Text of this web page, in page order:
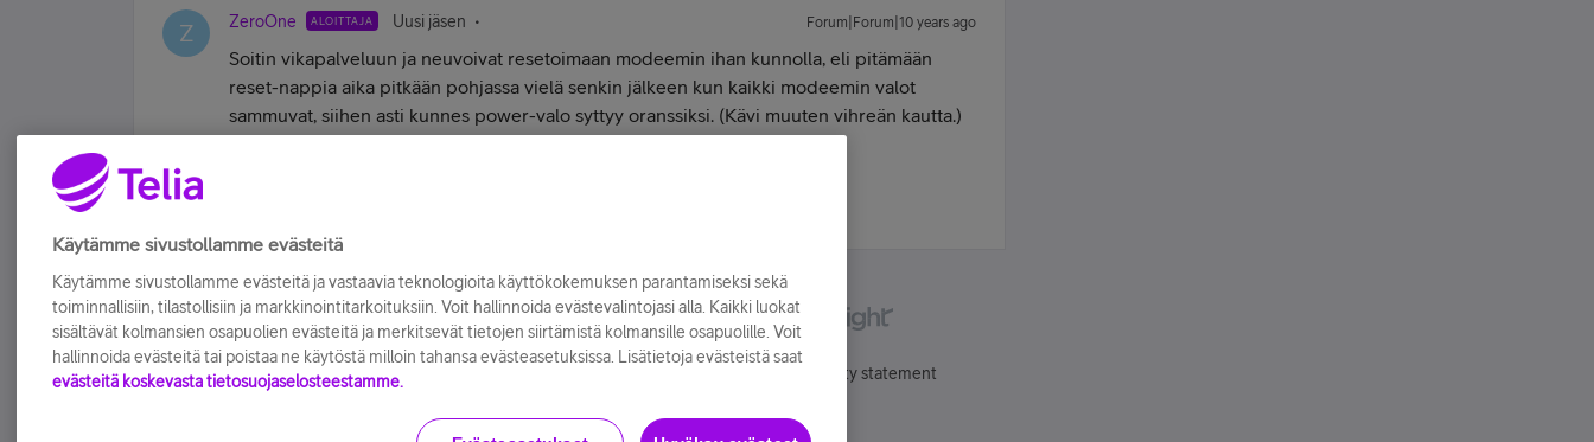
Z ZeroOne ALOITTAJA Uusi jäsen Forum|Forum|10 years ago
Soitin vikapalveluun ja neuvoivat resetoimaan modeemin ihan kunnolla, eli pitämään
reset-nappia aika pitkään pohjassa vielä senkin jälkeen kun kaikki modeemin valot
sammuvat, siihen asti kunnes power-valo syttyy oranssiksi. (Kävi muuten vihreän kautta.)
Accessibility statement
Käytämme sivustollamme evästeitä
Käytämme sivustollamme evästeitä ja vastaavia teknologioita käyttökokemuksen parantamiseksi sekä
toiminnallisiin, tilastollisiin ja markkinointitarkoituksiin. Voit hallinnoida evästevalintojasi alla. Kaikki luokat
sisältävät kolmansien osapuolien evästeitä ja merkitsevät tietojen siirtämistä kolmansille osapuolille. Voit
hallinnoida evästeitä tai poistaa ne käytöstä milloin tahansa evästeasetuksissa. Lisätietoja evästeistä saat
evästeitä koskevasta tietosuojaselosteestamme.